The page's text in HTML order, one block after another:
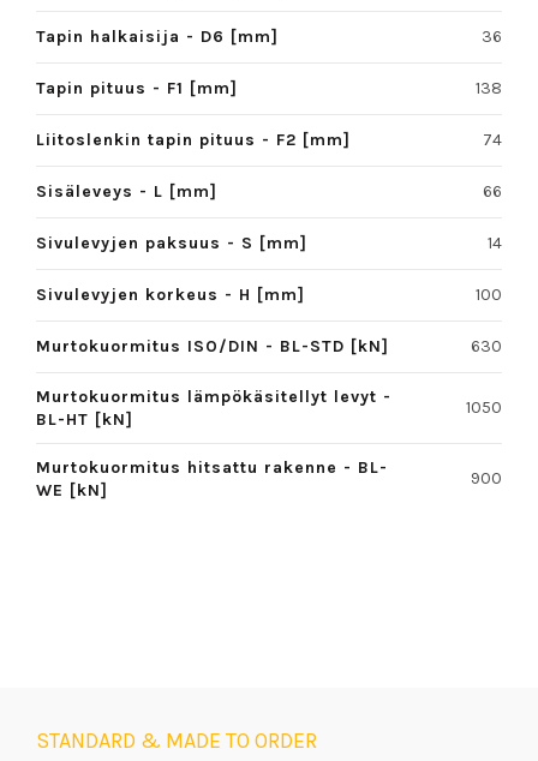
Tapin halkaisija - D6 [mm] 36
Tapin pituus - F1 [mm] 138
Liitoslenkin tapin pituus - F2 [mm] 74
Sisäleveys - L [mm] 66
Sivulevyjen paksuus - S [mm] 14
Sivulevyjen korkeus - H [mm] 100
Murtokuormitus ISO/DIN - BL-STD [kN] 630
Murtokuormitus lämpökäsitellyt levyt -
BL-HT [kN]
1050
Murtokuormitus hitsattu rakenne - BL-
WE [kN]
900
STANDARD & MADE TO ORDER